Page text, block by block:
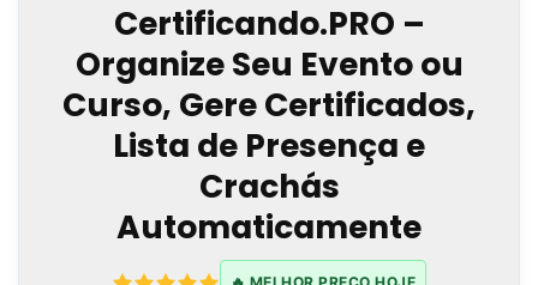
Certificando.PRO –
Organize Seu Evento ou
Curso, Gere Certificados,
Lista de Presença e
Crachás
Automaticamente